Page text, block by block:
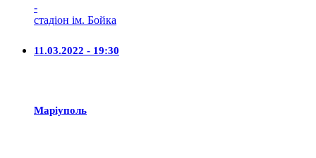
-
стадіон ім. Бойка
11.03.2022 - 19:30
Маріуполь